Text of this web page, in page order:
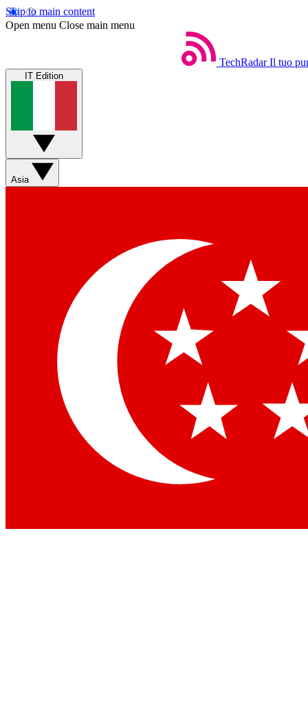
Skip to main content
Open menu Close main menu
TechRadar Il tuo
IT Edition
Asia